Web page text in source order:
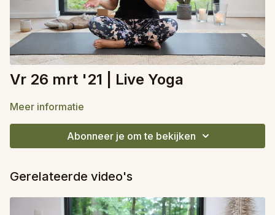
Vr 26 mrt '21 | Live Yoga
Meer informatie
Abonneer je om te bekijken
Gerelateerde video's